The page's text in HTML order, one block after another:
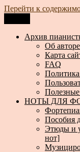
Перейти к
Архив пианистки
Всё для пианистов:
Архив
Об
Карта
FAQ
НОТЫ ДЛЯ
Пособия
Этюды и
нот]